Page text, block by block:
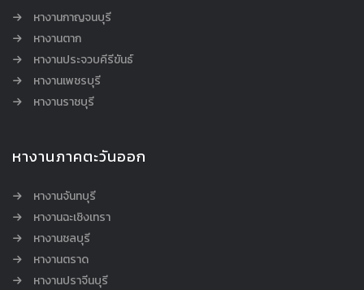
หางานกาญจนบุรี
หางานตาก
หางานประจวบคีรีขันธ์
หางานเพชรบุรี
หางานราชบุรี
หางานภาคตะวันออก
หางานจันทบุรี
หางานฉะเชิงเทรา
หางานชลบุรี
หางานตราด
หางานปราจีนบุรี